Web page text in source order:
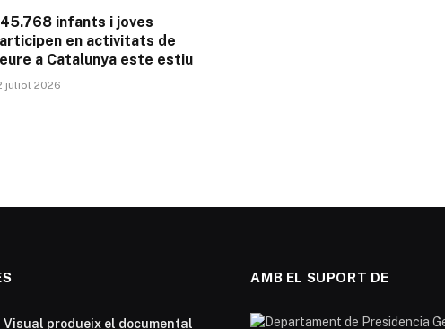
infants i joves
en activitats de
a Catalunya este estiu
juliol 2026
Visual produeix el documental
AMB EL SUPORT DE